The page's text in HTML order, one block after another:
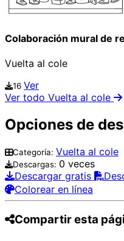
Colaboración mural de
Vuelta al cole
16 Ver
Ver todo Vuelta al cole
Opciones de
Categoría: Vuelta al cole
Descargas: 0 veces
Descargar gratis
Colorear en línea
Compartir esta